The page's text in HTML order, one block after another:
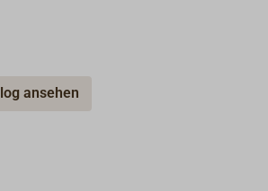
ansehen